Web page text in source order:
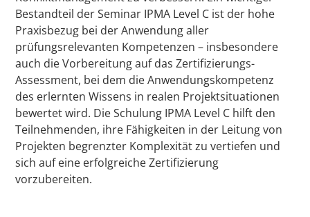
Bestandteil der Seminar IPMA Level C ist der hohe
Praxisbezug bei der Anwendung aller
prüfungsrelevanten Kompetenzen – insbesondere
auch die Vorbereitung auf das Zertifizierungs-
Assessment, bei dem die Anwendungskompetenz
des erlernten Wissens in realen Projektsituationen
bewertet wird. Die Schulung IPMA Level C hilft den
Teilnehmenden, ihre Fähigkeiten in der Leitung von
Projekten begrenzter Komplexität zu vertiefen und
sich auf eine erfolgreiche Zertifizierung
vorzubereiten.